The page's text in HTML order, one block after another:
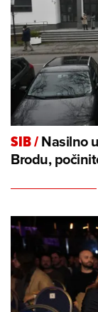
SIB/Nasilno
Brodu,